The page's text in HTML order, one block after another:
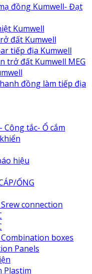
đồng Kumwell- Đạt
Kumwell
đất Kumwell
tiếp địa Kumwell
trở đất Kumwell MEG
đồng làm tiếp địa
Công tắc- Ổ cắm
hiệu
ỐNG
connection
boxes
Panels
Plastim